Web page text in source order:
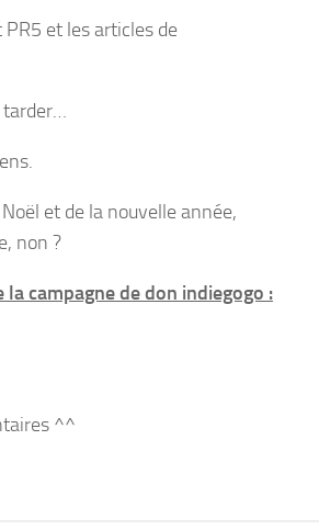
PR5 et les articles de
tarder…
et de la nouvelle année,
non ?
campagne de don indiegogo :
^^